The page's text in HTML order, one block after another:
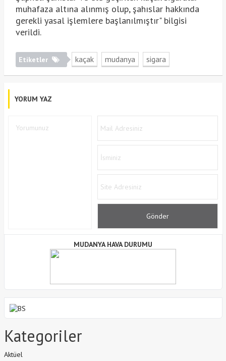
muhafaza altına alınmış olup, şahıslar hakkında
gerekli yasal işlemlere başlanılmıştır" bilgisi
verildi.
Etiketler kaçak mudanya sigara
YORUM YAZ
MUDANYA HAVA DURUMU
Kategoriler
Aktüel